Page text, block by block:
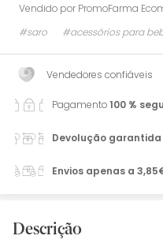
Vendido por PromoFarma
#saro
#acessórios para
Vendedores confiáveis
Pagamento100 %
Devolução garantida
Envios apenas a
Descrição